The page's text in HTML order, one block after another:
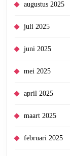
augustus 2025
juli 2025
juni 2025
mei 2025
april 2025
maart 2025
februari 2025